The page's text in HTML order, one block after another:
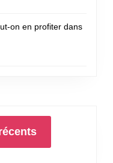
on en profiter dans